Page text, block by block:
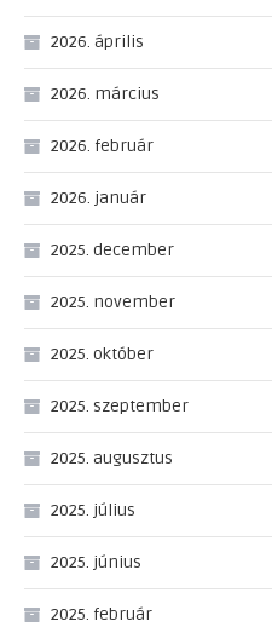
2026. április
2026. március
2026. február
2026. január
2025. december
2025. november
2025. október
2025. szeptember
2025. augusztus
2025. július
2025. június
2025. február